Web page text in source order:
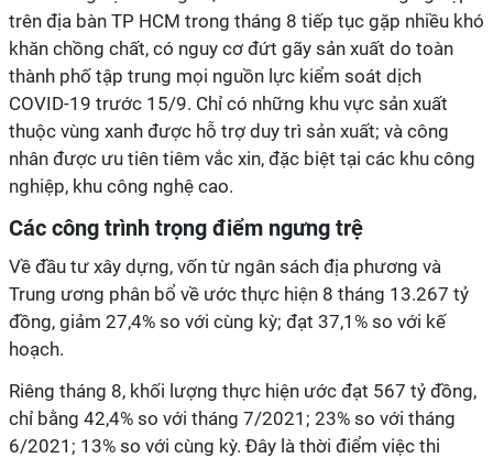
trên địa bàn TP HCM trong tháng 8 tiếp tục gặp nhiều khó
khăn chồng chất, có nguy cơ đứt gãy sản xuất do toàn
thành phố tập trung mọi nguồn lực kiểm soát dịch
COVID-19 trước 15/9. Chỉ có những khu vực sản xuất
thuộc vùng xanh được hỗ trợ duy trì sản xuất; và công
nhân được ưu tiên tiêm vắc xin, đặc biệt tại các khu công
nghiệp, khu công nghệ cao.
Các công trình trọng điểm ngưng trệ
Về đầu tư xây dựng, vốn từ ngân sách địa phương và
Trung ương phân bổ về ước thực hiện 8 tháng 13.267 tỷ
đồng, giảm 27,4% so với cùng kỳ; đạt 37,1% so với kế
hoạch.
Riêng tháng 8, khối lượng thực hiện ước đạt 567 tỷ đồng,
chỉ bằng 42,4% so với tháng 7/2021; 23% so với tháng
6/2021; 13% so với cùng kỳ. Đây là thời điểm việc thi